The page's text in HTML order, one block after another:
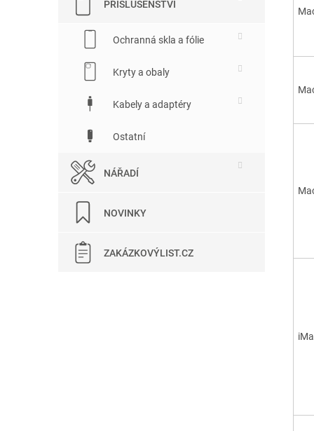
PŘÍSLUŠENSTVÍ
Ochranná skla a fólie
Kryty a obaly
Kabely a adaptéry
Ostatní
NÁŘADÍ
NOVINKY
ZAKÁZKOVÝLIST.CZ